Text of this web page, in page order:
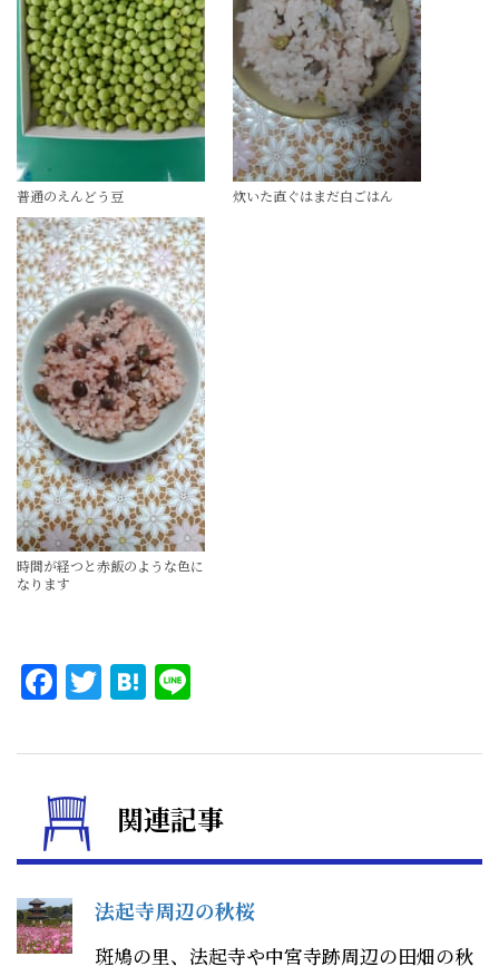
普通のえんどう豆 炊いた直ぐはまだ白ごはん
時間が経つと赤飯のような色に
なります
Facebook
TwitterHatena
関連記事
法起寺周辺の秋桜
斑鳩の里、法起寺や中宮寺跡周辺の田畑の秋